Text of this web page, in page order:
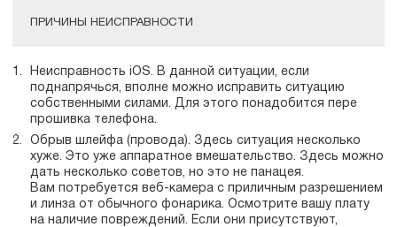
ПРИЧИНЫ НЕИСПРАВНОСТИ
Неисправность iOS. В данной ситуации, если
поднапрячься, вполне можно исправить ситуацию
собственными силами. Для этого понадобится пере
прошивка телефона.
Обрыв шлейфа (провода). Здесь ситуация несколько
хуже. Это уже аппаратное вмешательство. Здесь можно
дать несколько советов, но это не панацея.
Вам потребуется веб-камера с приличным разрешением
и линза от обычного фонарика. Осмотрите вашу плату
на наличие повреждений. Если они присутствуют,